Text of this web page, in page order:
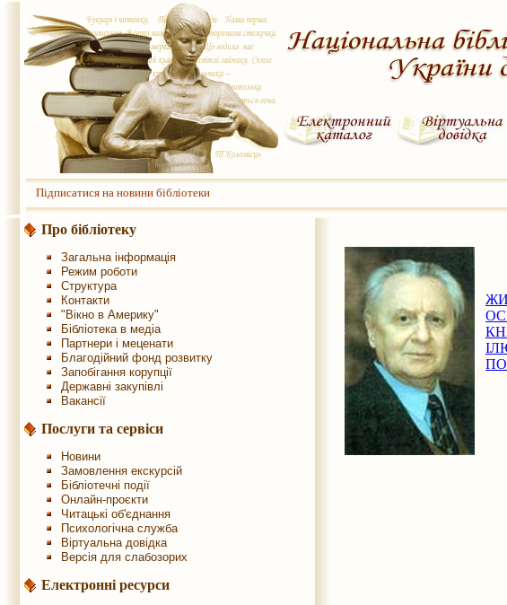
Підписатися на новини бібліотеки
Про бібліотеку
Загальна інформація
Режим роботи
Структура
Контакти
"Вікно в Америку"
Бібліотека в медіа
Партнери і меценати
Благодійний фонд розвитку
Запобігання корупції
Державні закупівлі
Вакансії
Послуги та сервіси
Новини
Замовлення екскурсій
Бібліотечні події
Онлайн-проєкти
Читацькі об'єднання
Психологічна служба
Віртуальна довідка
Версія для слабозорих
Електронні ресурси